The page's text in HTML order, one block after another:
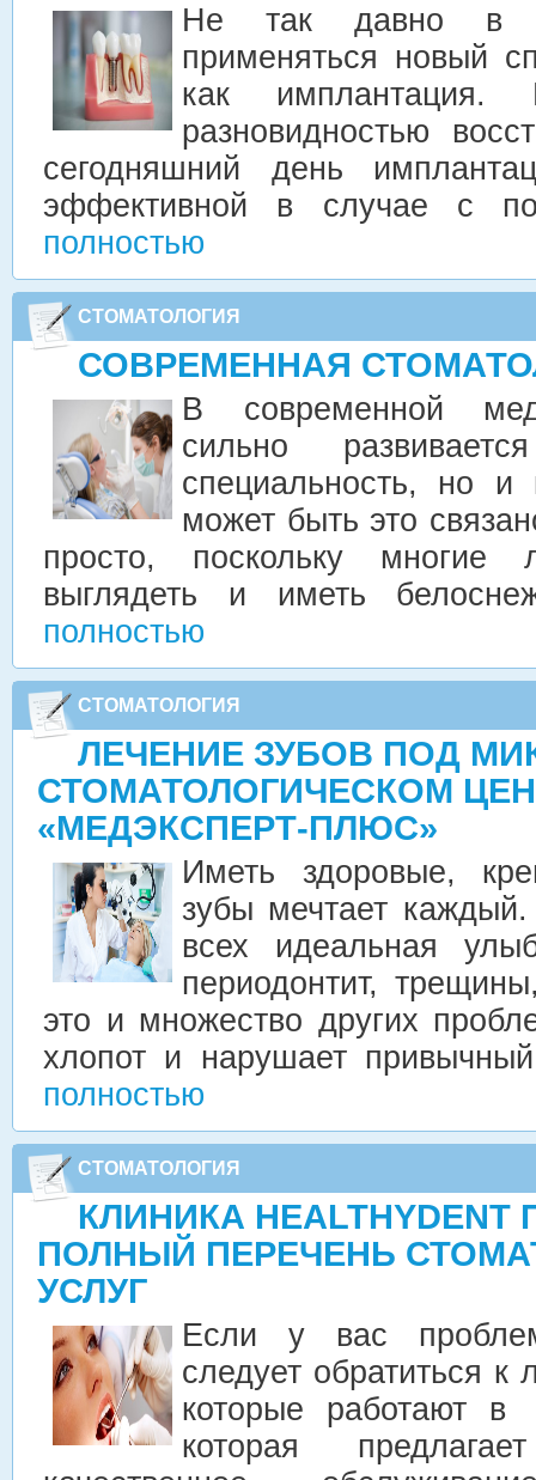
Не так давно в
применяться новый
как
разновидностью
сегодняшний день
эффективной в случае с
полностью
СТОМАТОЛОГИЯ
СОВРЕМЕННАЯ
В современной
сильно
специальность, но
может быть это
просто, поскольку многие
выглядеть и иметь
полностью
СТОМАТОЛОГИЯ
ЛЕЧЕНИЕ ЗУБОВ ПОД
СТОМАТОЛОГИЧЕСКОМ
«МЕДЭКСПЕРТ-ПЛЮС»
Иметь здоровые,
зубы мечтает
всех идеальная
периодонтит,
это и множество других
хлопот и нарушает
полностью
СТОМАТОЛОГИЯ
КЛИНИКА
ПОЛНЫЙ ПЕРЕЧЕНЬ
УСЛУГ
Если у вас
следует обратиться
которые работают в
которая